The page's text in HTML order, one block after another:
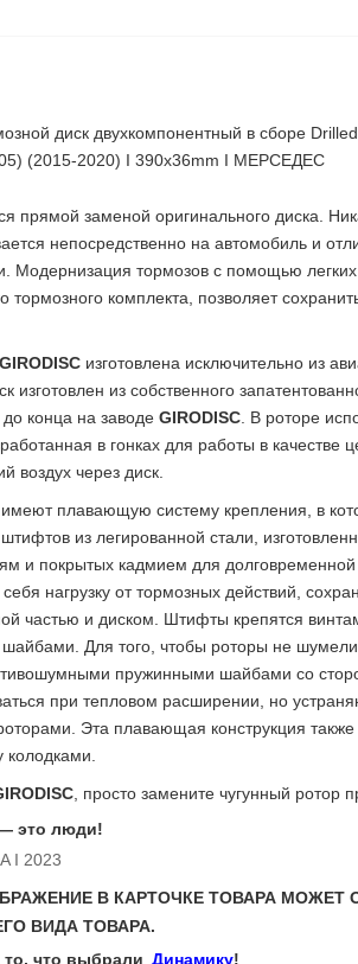
диск двухкомпонентный в сборе
(2015-2020) I 390x36mm I МЕРСЕДЕС
прямой заменой оригинального диска.
непосредственно на автомобиль и
Модернизация тормозов с помощью
тормозного комплекта, позволяет
GIRODISC изготовлена ​​исключительно из
изготовлен из собственного
конца на заводе GIRODISC . В роторе
в гонках для работы в качестве
воздух через диск.
имеют плавающую систему крепления, в
из легированной стали,
и покрытых кадмием для долговременной
нагрузку от тормозных действий,
частью и диском. Штифты крепятся
Для того, чтобы роторы не шумели
пружинными шайбами со
при тепловом расширении, но
Эта плавающая конструкция также
, просто замените чугунный ротор
это люди!
I 2023
В КАРТОЧКЕ ТОВАРА МОЖЕТ
ВИДА ТОВАРА.
что выбрали Динамику!